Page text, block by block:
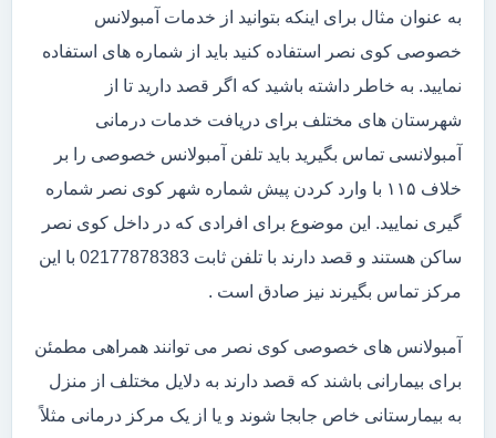
به عنوان مثال برای اینکه بتوانید از خدمات آمبولانس
خصوصی کوی نصر استفاده کنید باید از شماره های استفاده
نمایید. به خاطر داشته باشید که اگر قصد دارید تا از
شهرستان های مختلف برای دریافت خدمات درمانی
آمبولانسی تماس بگیرید باید تلفن آمبولانس خصوصی را بر
خلاف ۱۱۵ با وارد کردن پیش شماره شهر کوی نصر شماره
گیری نمایید. این موضوع برای افرادی که در داخل کوی نصر
ساکن هستند و قصد دارند با تلفن ثابت 02177878383 با این
مرکز تماس بگیرند نیز صادق است .
آمبولانس های خصوصی کوی نصر می توانند همراهی مطمئن
برای بیمارانی باشند که قصد دارند به دلایل مختلف از منزل
به بیمارستانی خاص جابجا شوند و یا از یک مرکز درمانی مثلاً